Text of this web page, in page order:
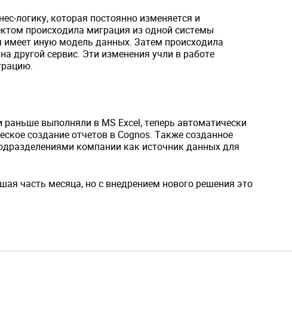
логику, которая постоянно изменяется и
происходила миграция из одной системы
иную модель данных. Затем происходила
другой сервис. Эти изменения учли в работе
выполняли в MS Excel, теперь автоматически
создание отчетов в Cognos. Также созданное
компании как источник данных для
часть месяца, но с внедрением нового решения это